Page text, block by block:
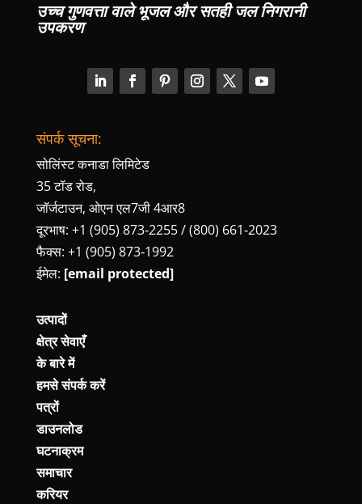
उच्च गुणवत्ता वाले भूजल और सतही जल निगरानी
उपकरण
संपर्क सूचना:
सोलिंस्ट कनाडा लिमिटेड
35 टॉड रोड,
जॉर्जटाउन, ओएन एल7जी 4आर8
दूरभाष: +1 (905) 873‑2255 / (800) 661‑2023
फैक्स: +1 (905) 873‑1992
ईमेल: [email protected]
उत्पादों
क्षेत्र सेवाएँ
के बारे में
हमसे संपर्क करें
पत्रों
डाउनलोड
घटनाक्रम
समाचार
करियर